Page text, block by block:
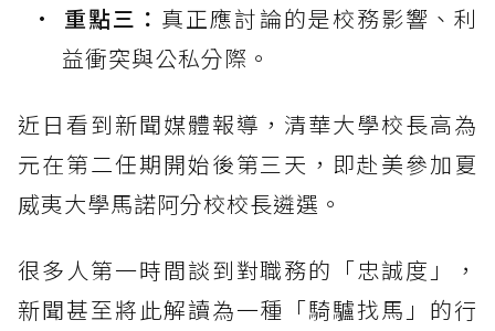
重點三： 真正應討論的是校務影響、利
益衝突與公私分際。
近日看到新聞媒體報導，清華大學校長高為
元在第二任期開始後第三天，即赴美參加夏
威夷大學馬諾阿分校校長遴選。
很多人第一時間談到對職務的「忠誠度」，
新聞甚至將此解讀為一種「騎驢找馬」的行